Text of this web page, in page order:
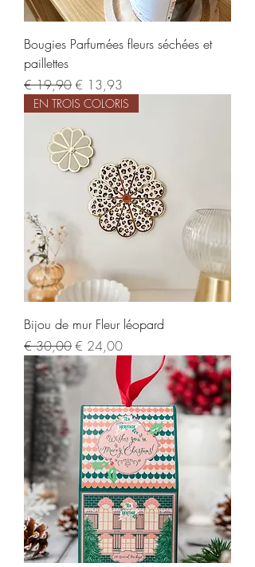
Bougies Parfumées fleurs séchées et
paillettes
Normale prijs
€ 19,90Verkoopprijs
€ 13,93
EN TROIS COLORIS
Bijou de mur Fleur léopard
Normale prijs
€ 30,00Verkoopprijs
€ 24,00